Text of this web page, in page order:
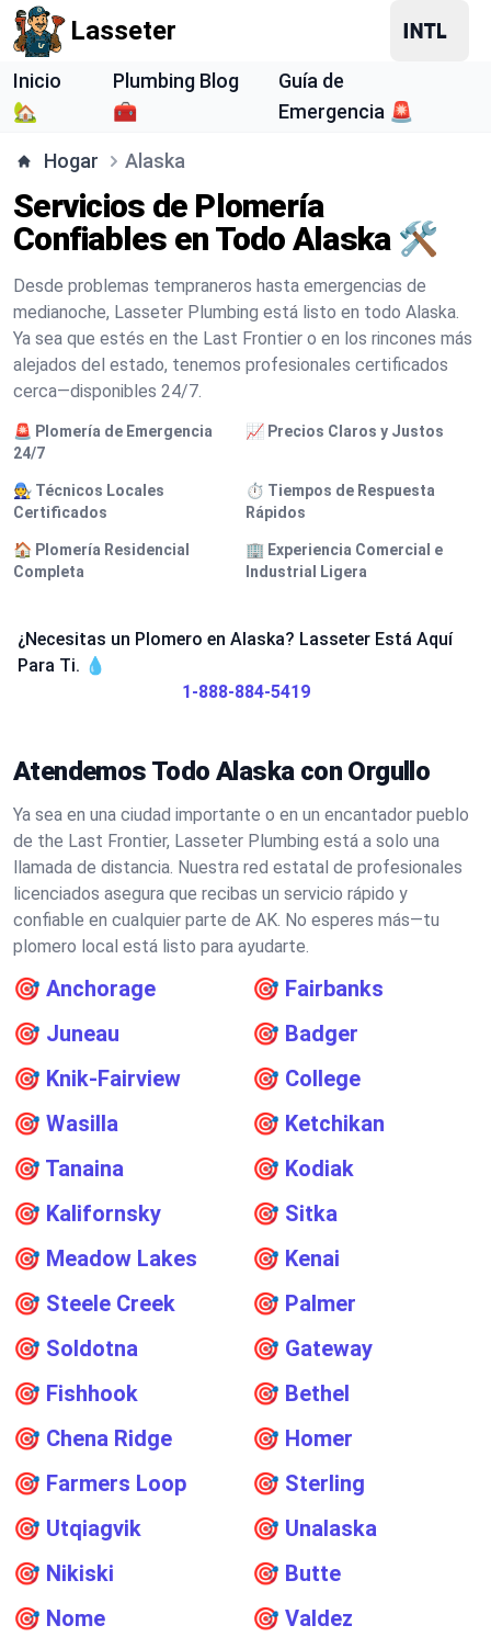
Lasseter
Inicio
🏡
Plumbing Blog
🧰
Guía de
Emergencia 🚨
Hogar Alaska
Servicios de Plomería
Confiables en Todo Alaska 🛠️
Desde problemas tempraneros hasta emergencias de
medianoche, Lasseter Plumbing está listo en todo Alaska.
Ya sea que estés en the Last Frontier o en los rincones más
alejados del estado, tenemos profesionales certificados
cerca—disponibles 24/7.
🚨 Plomería de Emergencia
24/7
📈 Precios Claros y Justos
🧑‍🔧 Técnicos Locales
Certificados
⏱️ Tiempos de Respuesta
Rápidos
🏠 Plomería Residencial
Completa
🏢 Experiencia Comercial e
Industrial Ligera
¿Necesitas un Plomero en Alaska? Lasseter Está Aquí
Para Ti. 💧
1-888-884-5419
Atendemos Todo Alaska con Orgullo
Ya sea en una ciudad importante o en un encantador pueblo
de the Last Frontier, Lasseter Plumbing está a solo una
llamada de distancia. Nuestra red estatal de profesionales
licenciados asegura que recibas un servicio rápido y
confiable en cualquier parte de AK. No esperes más—tu
plomero local está listo para ayudarte.
🎯 Anchorage 🎯 Fairbanks
🎯 Juneau 🎯 Badger
🎯 Knik-Fairview 🎯 College
🎯 Wasilla 🎯 Ketchikan
🎯 Tanaina 🎯 Kodiak
🎯 Kalifornsky 🎯 Sitka
🎯 Meadow Lakes 🎯 Kenai
🎯 Steele Creek 🎯 Palmer
🎯 Soldotna 🎯 Gateway
🎯 Fishhook 🎯 Bethel
🎯 Chena Ridge 🎯 Homer
🎯 Farmers Loop 🎯 Sterling
🎯 Utqiagvik 🎯 Unalaska
🎯 Nikiski 🎯 Butte
🎯 Nome 🎯 Valdez